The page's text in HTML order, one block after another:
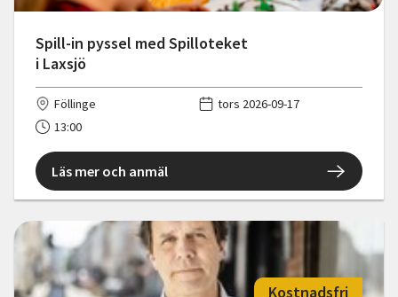
Spill-in pyssel med Spilloteket
i Laxsjö
Föllinge
tors 2026-09-17
13:00
Läs mer och anmäl
Kostnadsfri